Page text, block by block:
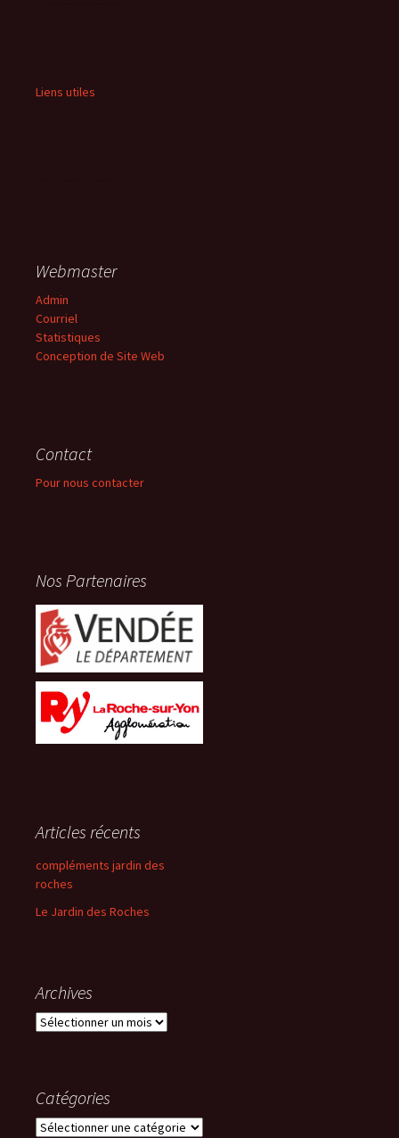
Liens utiles
Webmaster
Admin
Courriel
Statistiques
Conception de Site Web
Contact
Pour nous contacter
Nos Partenaires
Articles récents
compléments jardin des
roches
Le Jardin des Roches
Archives
Archives
Catégories
Catégories